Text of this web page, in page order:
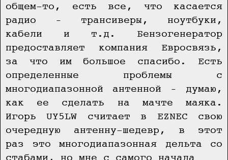
общем-то, есть все, что касается
радио – трансиверы, ноутбуки,
кабели и т.д. Бензогенератор
предоставляет компания Евросвязь,
за что им большое спасибо. Есть
определенные проблемы с
многодиапазонной антенной – думаю,
как ее сделать на мачте маяка.
Игорь UY5LW считает в EZNEC свою
очередную антенну-шедевр, в этот
раз это многодиапазонная дельта со
стабами, но мне с самого начала